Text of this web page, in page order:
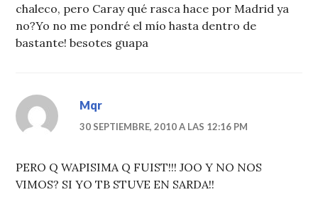
chaleco, pero Caray qué rasca hace por Madrid ya
no?Yo no me pondré el mío hasta dentro de
bastante! besotes guapa
Mqr
30 SEPTIEMBRE, 2010 A LAS 12:16 PM
PERO Q WAPISIMA Q FUIST!!! JOO Y NO NOS
VIMOS? SI YO TB STUVE EN SARDA!!